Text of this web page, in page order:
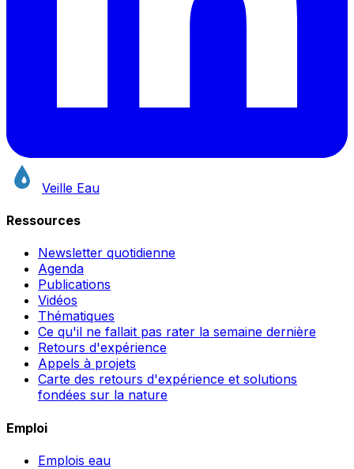
Veille Eau
Ressources
Newsletter quotidienne
Agenda
Publications
Vidéos
Thématiques
Ce qu'il ne fallait pas rater la semaine dernière
Retours d'expérience
Appels à projets
Carte des retours d'expérience et solutions
fondées sur la nature
Emploi
Emplois eau